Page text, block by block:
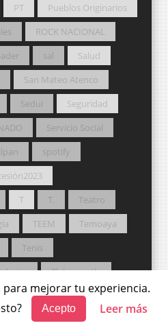
para mejorar tu experiencia.
Acepto Leer más
PT
Pueblos Originarios
ROCK NACIONAL
sal
Salud
San Mateo Atenco
Sedui
Seguridad
Servicio Social
spotify
T T.
Teatro
TEEM
Temoaya
Tenis
Tlalnepantla
Trijaem
Tultepec
UAEM